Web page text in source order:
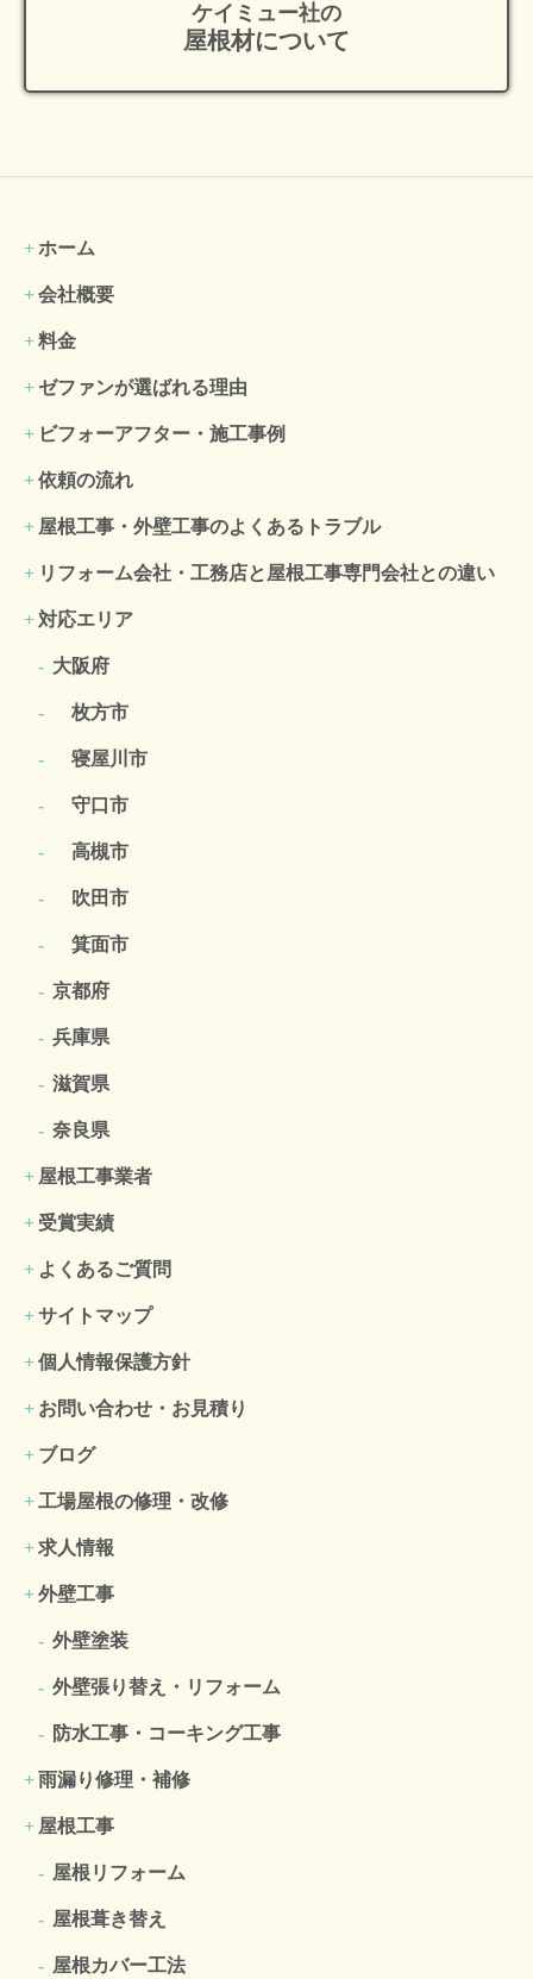
ケイミュー社の
屋根材について
ホーム
会社概要
料金
ゼファンが選ばれる理由
ビフォーアフター・施工事例
依頼の流れ
屋根工事・外壁工事のよくある トラブル
リフォーム会社・工務店と屋根工事専門会社との違い
対応エリア
大阪府
枚方市
寝屋川市
守口市
高槻市
吹田市
箕面市
京都府
兵庫県
滋賀県
奈良県
屋根工事業者
受賞実績
よくあるご質問
サイトマップ
個人情報保護方針
お問い合わせ・お見積り
ブログ
工場屋根の修理・改修
求人情報
外壁工事
外壁塗装
外壁張り替え・リフォーム
防水工事・コーキング工事
雨漏り修理・補修
屋根工事
屋根リフォーム
屋根葺き替え
屋根カバー工法